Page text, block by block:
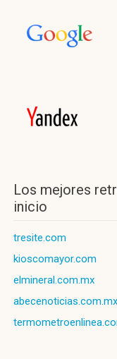
Los mejores
inicio
tresite.com
kioscomayor.com
elmineral.com.mx
abecenoticias.com.mx